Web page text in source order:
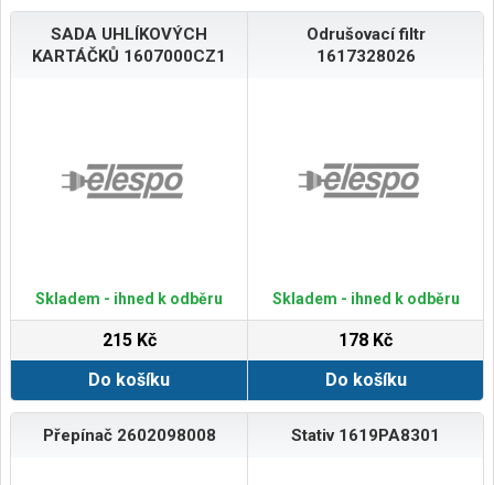
SADA UHLÍKOVÝCH
KARTÁČKŮ 1607000CZ1
Skladem - ihned k odběru
215 Kč
Do košíku
Odrušovací filtr
1617328026
Skladem - ihned k odběru
178 Kč
Do košíku
Přepínač 2602098008 Stativ 1619PA8301